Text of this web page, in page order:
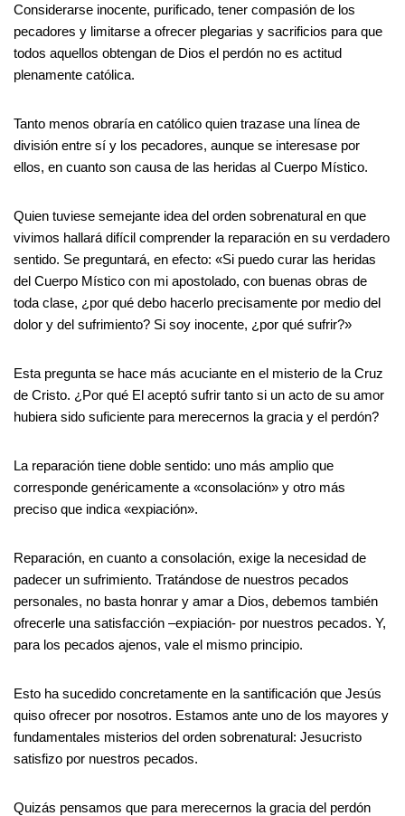
Considerarse inocente, purificado, tener compasión de los
pecadores y limitarse a ofrecer plegarias y sacrificios para que
todos aquellos obtengan de Dios el perdón no es actitud
plenamente católica.
Tanto menos obraría en católico quien trazase una línea de
división entre sí y los pecadores, aunque se interesase por
ellos, en cuanto son causa de las heridas al Cuerpo Místico.
Quien tuviese semejante idea del orden sobrenatural en que
vivimos hallará difícil comprender la reparación en su verdadero
sentido. Se preguntará, en efecto: «Si puedo curar las heridas
del Cuerpo Místico con mi apostolado, con buenas obras de
toda clase, ¿por qué debo hacerlo precisamente por medio del
dolor y del sufrimiento? Si soy inocente, ¿por qué sufrir?»
Esta pregunta se hace más acuciante en el misterio de la Cruz
de Cristo. ¿Por qué El aceptó sufrir tanto si un acto de su amor
hubiera sido suficiente para merecernos la gracia y el perdón?
La reparación tiene doble sentido: uno más amplio que
corresponde genéricamente a «consolación» y otro más
preciso que indica «expiación».
Reparación, en cuanto a consolación, exige la necesidad de
padecer un sufrimiento. Tratándose de nuestros pecados
personales, no basta honrar y amar a Dios, debemos también
ofrecerle una satisfacción –expiación- por nuestros pecados. Y,
para los pecados ajenos, vale el mismo principio.
Esto ha sucedido concretamente en la santificación que Jesús
quiso ofrecer por nosotros. Estamos ante uno de los mayores y
fundamentales misterios del orden sobrenatural: Jesucristo
satisfizo por nuestros pecados.
Quizás pensamos que para merecernos la gracia del perdón